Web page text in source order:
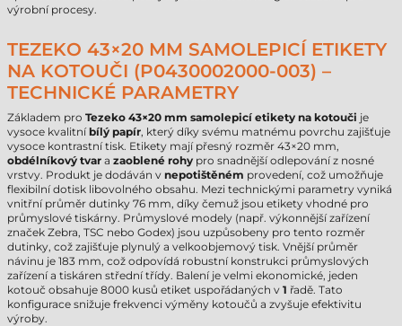
výrobní procesy.
TEZEKO 43×20 MM SAMOLEPICÍ ETIKETY
NA KOTOUČI (P0430002000-003) –
TECHNICKÉ PARAMETRY
Základem pro Tezeko 43×20 mm samolepicí etikety na kotouči je
vysoce kvalitníbílý papír, který díky svému matnému povrchu zajišťuje
vysoce kontrastní tisk. Etikety mají přesný rozměr 43×20 mm,
obdélníkový tvar a zaoblené rohy pro snadnější odlepování z nosné
vrstvy. Produkt je dodáván v nepotištěném provedení, což umožňuje
flexibilní dotisk libovolného obsahu. Mezi technickými parametry vyniká
vnitřní průměr dutinky 76 mm, díky čemuž jsou etikety vhodné pro
průmyslové tiskárny. Průmyslové modely (např. výkonnější zařízení
značek Zebra, TSC nebo Godex) jsou uzpůsobeny pro tento rozměr
dutinky, což zajišťuje plynulý a velkoobjemový tisk. Vnější průměr
návinu je 183 mm, což odpovídá robustní konstrukci průmyslových
zařízení a tiskáren střední třídy. Balení je velmi ekonomické, jeden
kotouč obsahuje 8000 kusů etiket uspořádaných v 1 řadě. Tato
konfigurace snižuje frekvenci výměny kotoučů a zvyšuje efektivitu
výroby.